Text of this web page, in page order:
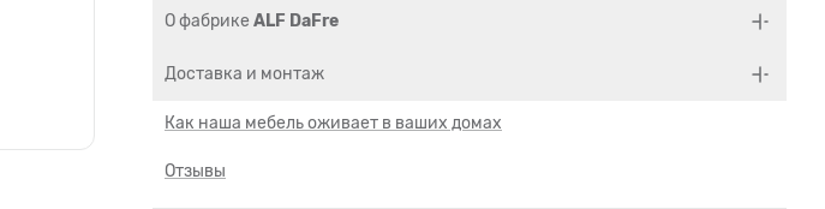
О фабрике ALF DaFre
Доставка и монтаж
Как наша мебель оживает в ваших домах
Отзывы